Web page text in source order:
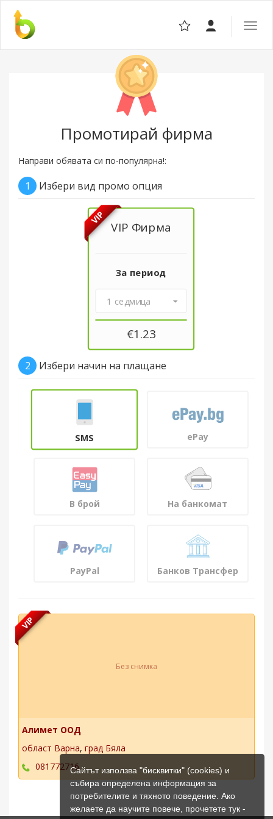
Сайтът използва "бисквитки" (cookies) и
събира определена информация за
потребителите и тяхното поведение. Ако
желаете да научите повече, прочетете тук -
Промотирай фирма
Направи обявата си по-популярна!:
1 Избери вид промо опция
VIP
VIP Фирма
За период
1 седмица
€1.23
2 Избери начин на плащане
SMS ePay
В брой На банкомат
PayPal Банков Трансфер
VIP
Без снимка
Алимет ООД
област Варна, град Бяла
081772716